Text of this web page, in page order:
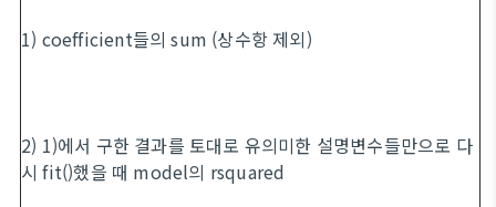
1) coefficient들의 sum (상수항 제외)
2) 1)에서 구한 결과를 토대로 유의미한 설명변수들만으로 다
시 fit()했을 때 model의 rsquared